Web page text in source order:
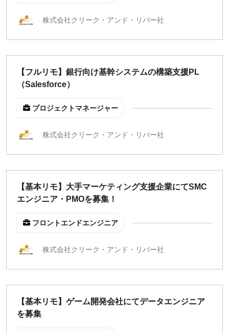
株式会社クリーク・アンド・リバー社
【フルリモ】銀行向け基幹システムの構築支援PL
（Salesforce）
プロジェクトマネージャー
株式会社クリーク・アンド・リバー社
【基本リモ】大手マーケティング支援企業にてSMC
エンジニア・PMOを募集！
フロントエンドエンジニア
株式会社クリーク・アンド・リバー社
【基本リモ】ゲーム開発会社にてデータエンジニア
を募集